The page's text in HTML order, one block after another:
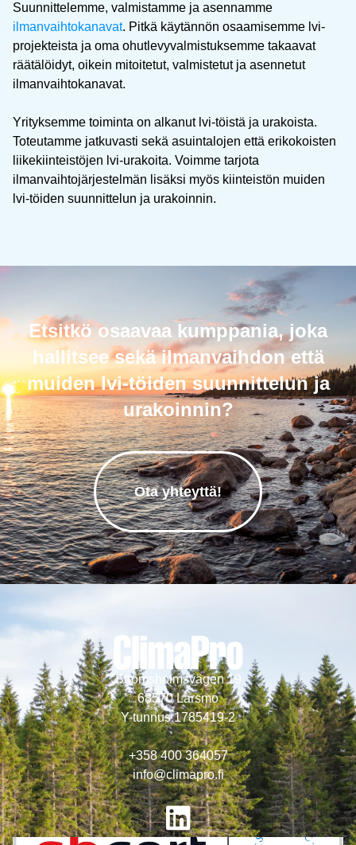
Suunnittelemme, valmistamme ja asennamme
ilmanvaihtokanavat. Pitkä käytännön osaamisemme lvi-
projekteista ja oma ohutlevyvalmistuksemme takaavat
räätälöidyt, oikein mitoitetut, valmistetut ja asennetut
ilmanvaihtokanavat.
Yrityksemme toiminta on alkanut lvi-töistä ja urakoista.
Toteutamme jatkuvasti sekä asuintalojen että erikokoisten
liikekiinteistöjen lvi-urakoita. Voimme tarjota
ilmanvaihtojärjestelmän lisäksi myös kiinteistön muiden
lvi-töiden suunnittelun ja urakoinnin.
Etsitkö osaavaa kumppania, joka
hallitsee sekä ilmanvaihdon että
muiden lvi-töiden suunnittelun ja
urakoinnin?
Ota yhteyttä!
Strömsholmsvägen 19
68570 Larsmo
Y-tunnus 1785419-2
+358 400 364057
info@climapro.fi